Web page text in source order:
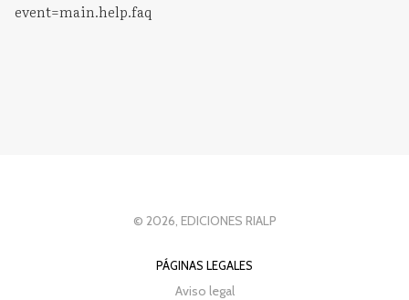
event=main.help.faq
© 2026, EDICIONES RIALP
PÁGINAS LEGALES
Aviso legal